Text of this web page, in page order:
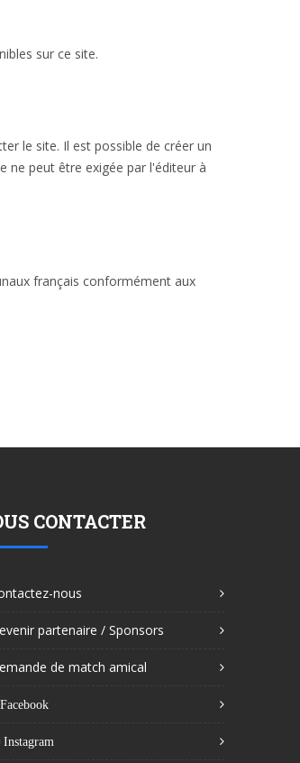
sur ce site.
le site. Il est possible de créer un
ne peut être exigée par l'éditeur à
français conformément aux
CONTACTER
nous
partenaire / Sponsors
de match amical
Facebook
Instagram